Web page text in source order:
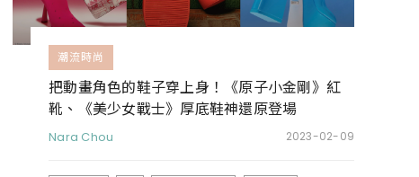
潮流時尚
把動畫角色的鞋子穿上身！《原子小金剛》紅
靴、《美少女戰士》厚底鞋神還原登場
Nara Chou 2023-02-09